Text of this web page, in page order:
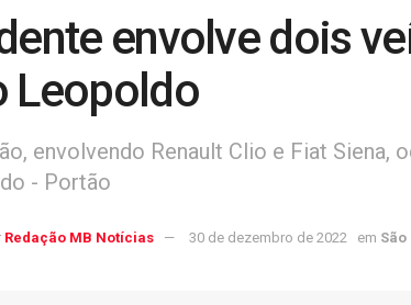
envolve dois
Leopoldo
envolvendo Renault Clio e Fiat Siena,
- Portão
Redação MB Notícias 30 de dezembro de 2022 em